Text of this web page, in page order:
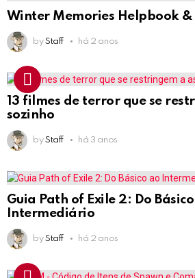
Winter Memories Helpbook &
by Staff há 2 anos
13 filmes de terror que se
sozinho
by Staff há 3 anos
Guia Path of Exile 2: Do
Intermediário
by Staff há 2 anos